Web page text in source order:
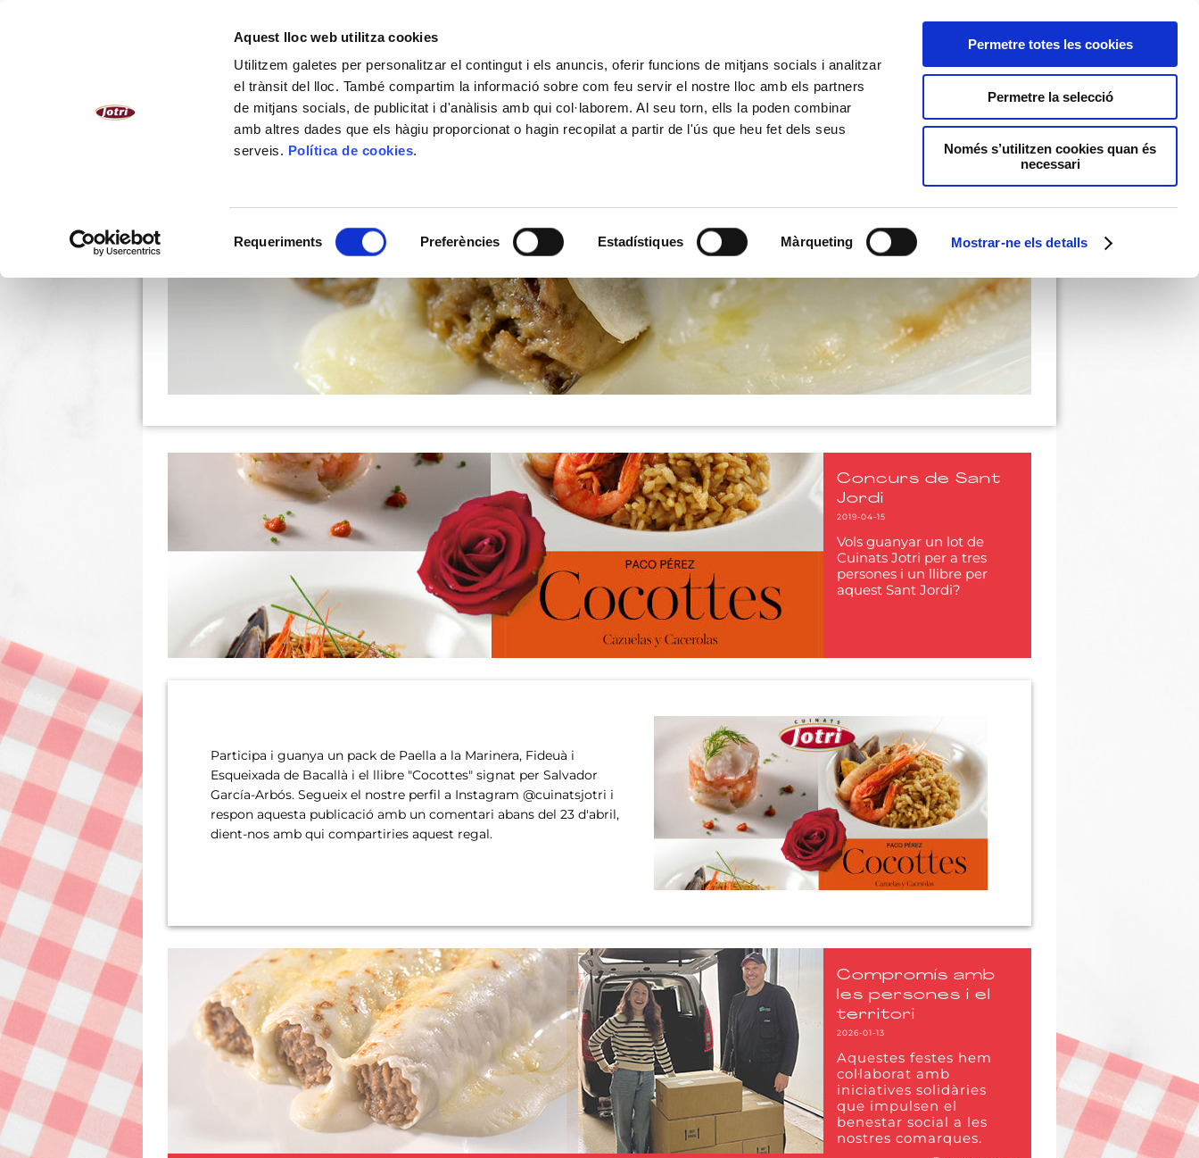
Aquest lloc web utilitza cookies
Utilitzem galetes per personalitzar el contingut i els anuncis, oferir funcions de mitjans socials i analitzar
el trànsit del lloc. També compartim la informació sobre com feu servir el nostre lloc amb els partners
de mitjans socials, de publicitat i d'anàlisis amb qui col·laborem. Al seu torn, ells la poden combinar
amb altres dades que els hàgiu proporcionat o hagin recopilat a partir de l'ús que heu fet dels seus
serveis. Política de cookies.
Requeriments Preferències Estadístiques Màrqueting Mostrar-ne els detalls
Permetre totes les cookies
Permetre la selecció
Només s’utilitzen cookies quan és
necessari
NOSALTRES PLATS CUINATS ACTUALITAT ON COMPRAR CONTACTE
Concurs de Sant
Jordi
2019-04-15
Vols guanyar un lot de
Cuinats Jotri per a tres
persones i un llibre per
aquest Sant Jordi?
Participa i guanya un pack de Paella a la Marinera, Fideuà i
Esqueixada de Bacallà i el llibre "Cocottes" signat per Salvador
García-Arbós. Segueix el nostre perfil a Instagram @cuinatsjotri i
respon aquesta publicació amb un comentari abans del 23 d'abril,
dient-nos amb qui compartiries aquest regal.
Compromís amb
les persones i el
territori
2026-01-13
Aquestes festes hem
col·laborat amb
iniciatives solidàries
que impulsen el
benestar social a les
nostres comarques.